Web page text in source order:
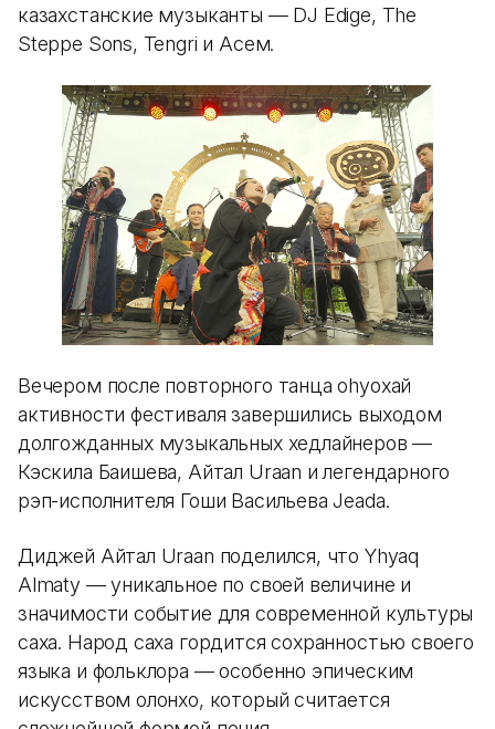
казахстанские музыканты — DJ Edige, The
Steppe Sons, Tengri и Асем.
Вечером после повторного танца оhуохай
активности фестиваля завершились выходом
долгожданных музыкальных хедлайнеров —
Кэскила Баишева, Айтал Uraan и легендарного
рэп-исполнителя Гоши Васильева Jeada.
Диджей Айтал Uraan поделился, что Yhyaq
Almaty — уникальное по своей величине и
значимости событие для современной культуры
саха. Народ саха гордится сохранностью своего
языка и фольклора — особенно эпическим
искусством олонхо, который считается